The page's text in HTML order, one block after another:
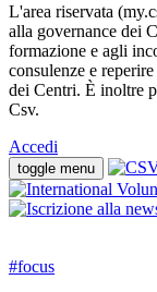
L'area riservata
alla governance dei
formazione e agli
consulenze e
dei Centri. È inoltre
Csv.
Accedi
toggle menu
#focus